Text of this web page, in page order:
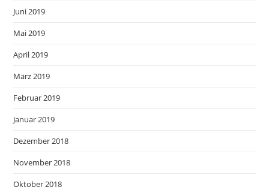
Juni 2019
Mai 2019
April 2019
März 2019
Februar 2019
Januar 2019
Dezember 2018
November 2018
Oktober 2018